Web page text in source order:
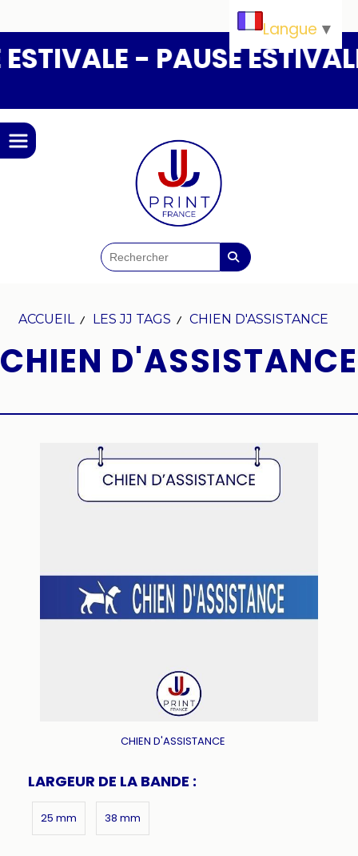
- PAUSE ESTIVALE
ACCUEIL LES JJ TAGS CHIEN D'ASSISTANCE
CHIEN D'ASSISTANCE
CHIEN D'ASSISTANCE
LARGEUR DE LA BANDE :
25 mm 38 mm
Langue ▼